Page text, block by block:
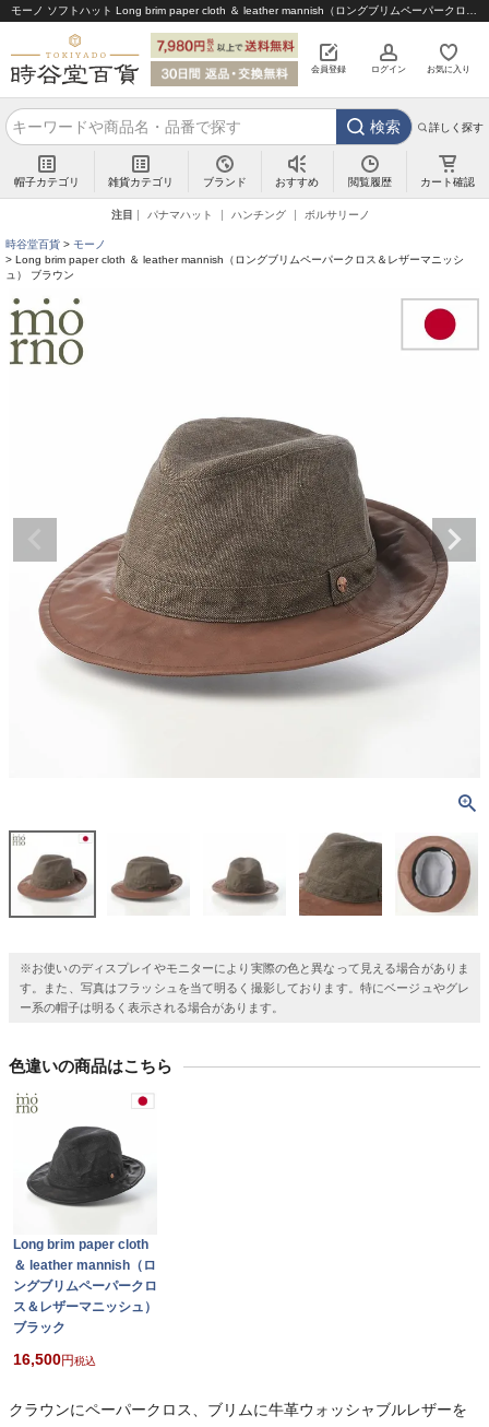
会員登録 ログイン お気に入り
検索 詳しく探す
帽子カテゴリ 雑貨カテゴリ ブランド おすすめ 閲覧履歴 カート確認
注目 パナマハット ハンチング ボルサリーノ
時谷堂百貨
モーノ
Long brim paper cloth ＆ leather mannish（ロングブリムペーパークロス＆レザーマニッシ
ュ） ブラウン
※お使いのディスプレイやモニターにより実際の色と異なって見える場合がありま
す。また、写真はフラッシュを当て明るく撮影しております。特にベージュやグレ
ー系の帽子は明るく表示される場合があります。
色違いの商品はこちら
Long brim paper cloth
＆ leather mannish（ロ
ングブリムペーパークロ
ス＆レザーマニッシュ）
ブラック
16,500 税込
クラウンにペーパークロス、ブリムに牛革ウォッシャブルレザーを